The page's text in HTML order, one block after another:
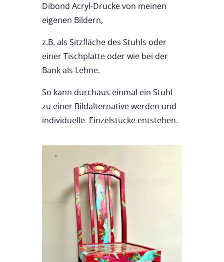
Dibond Acryl-Drucke von meinen
eigenen Bildern,
z.B. als Sitzfläche des Stuhls oder
einer Tischplatte oder wie bei der
Bank als Lehne.
So kann durchaus einmal ein Stuhl
zu einer Bildalternative werden und
individuelle Einzelstücke entstehen.